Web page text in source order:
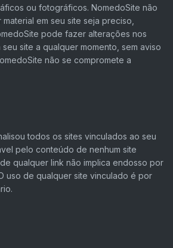
ou fotográficos. NomedoSite não
em seu site seja preciso,
pode fazer alterações nos
site a qualquer momento, sem aviso
não se compromete a
todos os sites vinculados ao seu
pelo conteúdo de nenhum site
qualquer link não implica endosso por
uso de qualquer site vinculado é por